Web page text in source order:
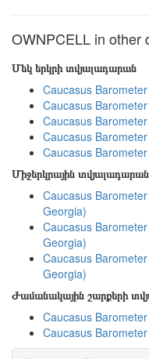
OWNPCELL in other
Մեկ երկրի տվյալադարան
Caucasus
Caucasus
Caucasus
Caucasus
Caucasus
Միջերկրային տվյալադարան
Caucasus
Georgia)
Caucasus
Georgia)
Caucasus
Georgia)
Ժամանակային շարքերի
Caucasus
Caucasus